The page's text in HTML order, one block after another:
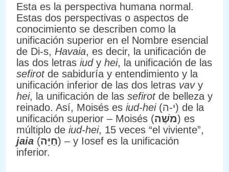
Esta es la perspectiva humana normal.
Estas dos perspectivas o aspectos de
conocimiento se describen como la
unificación superior en el Nombre esencial
de Di-s, Havaia, es decir, la unificación de
las dos letras iudy hei, la unificación de las
sefirotde sabiduría y entendimiento y la
unificación inferior de las dos letras vavy
hei, la unificación de las sefirotde belleza y
reinado. Así, Moisés es iud-hei(י-ה) de la
unificación superior – Moisés (מֹשֶׁה) es
múltiplo de iud-hei, 15 veces “el viviente”,
jaia (חַיָּה) – y Iosef es la unificación
inferior.